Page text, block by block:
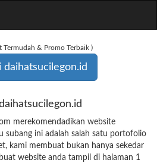
& Promo Terbaik )
daihatsucilegon.id
merekomendadikan website
subang ini adalah salah satu portofolio
kami membuat bukan hanya sekedar
website anda tampil di halaman 1